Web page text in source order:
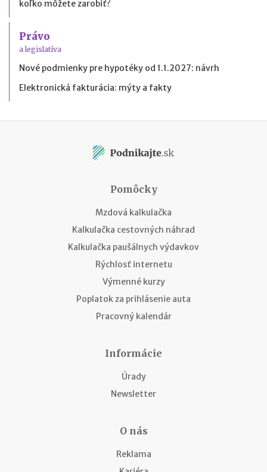
koľko môžete zarobiť?
Právo
a legislatíva
Nové podmienky pre hypotéky od 1.1.2027: návrh
Elektronická fakturácia: mýty a fakty
Pomôcky
Mzdová kalkulačka
Kalkulačka cestovných náhrad
Kalkulačka paušálnych výdavkov
Rýchlosť internetu
Výmenné kurzy
Poplatok za prihlásenie auta
Pracovný kalendár
Informácie
Úrady
Newsletter
O nás
Reklama